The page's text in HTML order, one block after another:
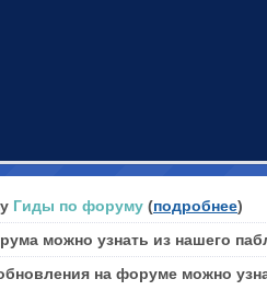
Гиды по форуму (подробнее)
можно узнать из нашего
на форуме можно